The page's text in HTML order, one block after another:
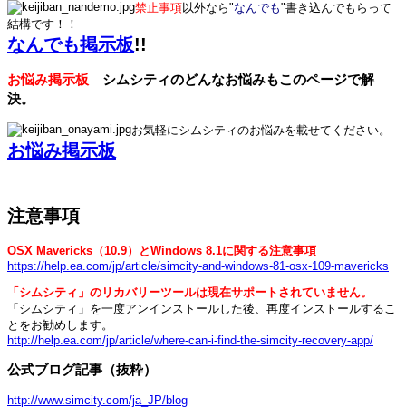
禁止事項以外なら"なんでも"書き込んでもらって
結構です！！
なんでも掲示板!!
お悩み掲示板 シムシティのどんなお悩みもこのページで解
決。
お気軽にシムシティのお悩みを載せてください。
お悩み掲示板
注意事項
OSX Mavericks（10.9）とWindows 8.1に関する注意事項
https://help.ea.com/jp/article/simcity-and-windows-81-osx-109-mavericks
「シムシティ」のリカバリーツールは現在サポートされていません。
「シムシティ」を一度アンインストールした後、再度インストールするこ
とをお勧めします。
http://help.ea.com/jp/article/where-can-i-find-the-simcity-recovery-app/
公式ブログ記事（抜粋）
http://www.simcity.com/ja_JP/blog